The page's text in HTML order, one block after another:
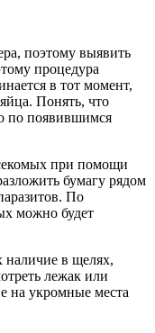
поэтому выявить
процедура
в тот момент,
Понять, что
по появившимся
при помощи
бумагу рядом
По
можно будет
наличие в щелях,
лежак или
на укромные места